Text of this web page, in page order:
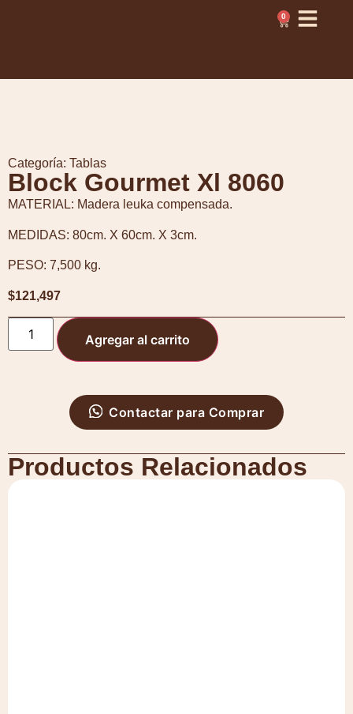
0
Categoría: Tablas
Block Gourmet Xl 8060
MATERIAL: Madera leuka compensada.
MEDIDAS: 80cm. X 60cm. X 3cm.
PESO: 7,500 kg.
$121,497
Agregar al carrito
Contactar para Comprar
Productos Relacionados